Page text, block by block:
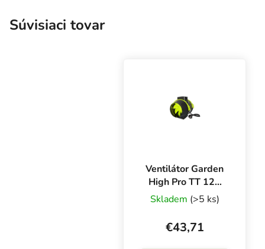
Súvisiaci tovar
Ventilátor Garden
High Pro TT 125
mm - 220/280
m3/h,
dvojrýchlostný
axiálny ventilátor
Skladem (>5 ks)
€43,71